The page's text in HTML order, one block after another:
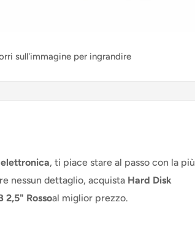
sull'immagine per ingrandire
, ti piace stare al passo con la più
nessun dettaglio, acquista Hard Disk
2,5" Rossoal miglior prezzo.